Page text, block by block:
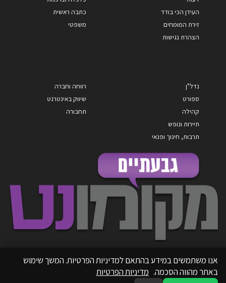
העידן הכי בודד
זירת המומחים
הצהרת נגישות
כתבה ראשית
משפטי
נדל"ן
ספורט
קהילה
תיירות ונופש
תרבות, חינוך ופנאי
רווחה וחברה
שיווק באינטרנט
תחבורה
אנו משתמשים במידע בהתאם למדיניות הפרטיות. המשך שימוש
באתר מהווה הסכמה. מדיניות הפרטיות